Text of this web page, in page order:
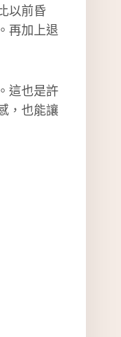
以前昏
再加上退
這也是許
，也能讓